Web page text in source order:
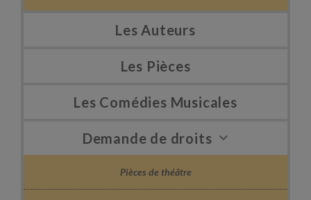
Les Auteurs
Les Pièces
Les Comédies Musicales
Demande de droits
Pièces de théâtre